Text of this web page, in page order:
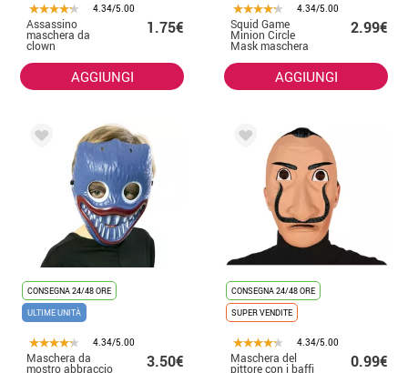
4.34/5.00
Assassino
maschera da
clown
1.75€
AGGIUNGI
4.34/5.00
Squid Game
Minion Circle
Mask maschera
PVC
2.99€
AGGIUNGI
CONSEGNA 24/48 ORE
ULTIME UNITÀ
4.34/5.00
Maschera da
mostro abbraccio 3.50€
CONSEGNA 24/48 ORE
SUPER VENDITE
4.34/5.00
Maschera del
pittore con i baffi 0.99€